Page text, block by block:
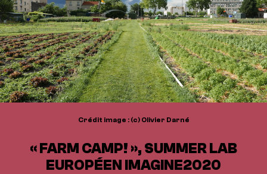
Crédit image : (c) Olivier Darné
« FARM CAMP! », SUMMER LAB
EUROPÉEN IMAGINE2020